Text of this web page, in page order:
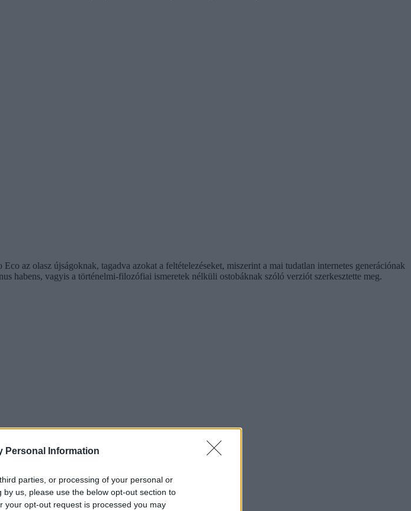
Personal Information
parties, or processing of your personal or
us, please use the below opt-out section to
your opt-out request is processed you may
az olasz újságoknak, tagadva azokat a feltételezéseket, miszerint a mai tudatlan internetes generációnak
habens, vagyis a történelmi-filozófiai ismeretek nélküli ostobáknak szóló verziót szerkesztette meg.